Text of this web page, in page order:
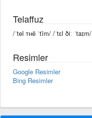
Telaffuz
/ˈtel ᴛʜē ˈtīm/ /ˈtɛl ðiː ˈtaɪm/
Resimler
Google Resimler
Bing Resimler